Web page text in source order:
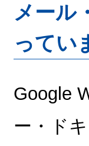
メール
ってい
Google
ー・ド